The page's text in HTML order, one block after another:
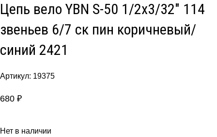
Цепь вело YBN S-50 1/2х3/32″ 114
звеньев 6/7 ск пин коричневый/
синий 2421
Артикул: 19375
680 ₽
Нет в наличии